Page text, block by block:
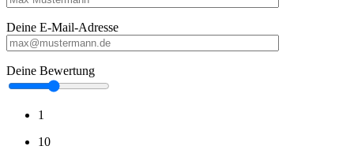
Deine E-Mail-Adresse
Deine Bewertung
1
10